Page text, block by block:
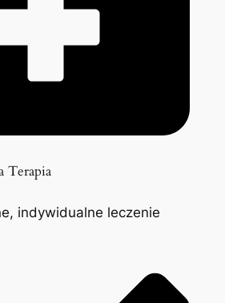
Terapia
indywidualne leczenie